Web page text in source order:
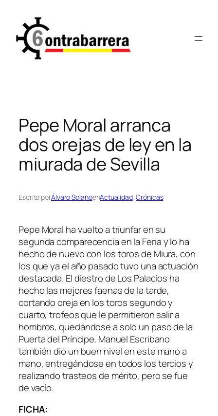
contenido
Pepe Moral arranca
dos orejas de ley en la
miurada de Sevilla
Escrito porÁlvaro SolanoenActualidad, Crónicas
Pepe Moral ha vuelto a triunfar en su
segunda comparecencia en la Feria y lo ha
hecho de nuevo con los toros de Miura, con
los que ya el año pasado tuvo una actuación
destacada. El diestro de Los Palacios ha
hecho las mejores faenas de la tarde,
cortando oreja en los toros segundo y
cuarto, trofeos que le permitieron salir a
hombros, quedándose a solo un paso de la
Puerta del Príncipe. Manuel Escribano
también dio un buen nivel en este mano a
mano, entregándose en todos los tercios y
realizando trasteos de mérito, pero se fue
de vacío.
FICHA: